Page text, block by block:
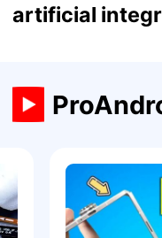
artificial